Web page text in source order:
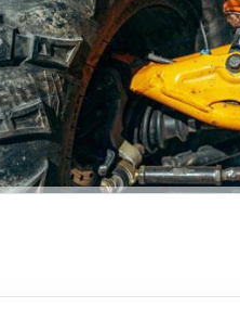
Değişimi
Arıza Belirtileri